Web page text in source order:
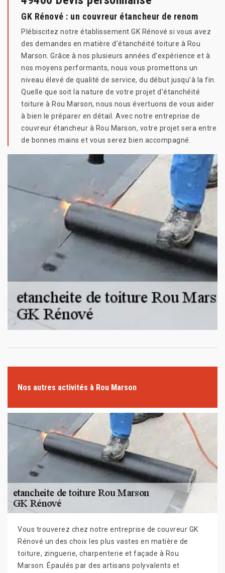
GK Rénové : un couvreur étancheur de renom
Plébiscitez notre établissement GK Rénové si vous avez
des demandes en matière d’étanchéité toiture à Rou
Marson. Grâce à nos plusieurs années d’expérience et à
nos moyens performants, nous vous promettons un
niveau élevé de qualité de service, du début jusqu’à la fin.
Quelle que soit la nature de votre projet d’étanchéité
toiture à Rou Marson, nous nous évertuons de vous aider
à bien le préparer en détail. Avec notre entreprise de
couvreur étancheur à Rou Marson, votre projet sera entre
de bonnes mains et vous serez bien accompagné.
Nos autres activités à Rou Marson
Vous trouverez chez notre entreprise de couvreur GK
Rénové un des choix les plus vastes en matière de
toiture, zinguerie, charpenterie et façade à Rou
Marson. Épaulés par des artisans polyvalents et